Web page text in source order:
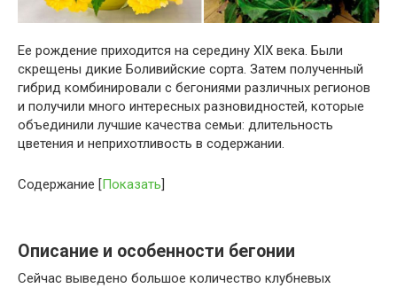
Ее рождение приходится на середину XIX века. Были
скрещены дикие Боливийские сорта. Затем полученный
гибрид комбинировали с бегониями различных регионов
и получили много интересных разновидностей, которые
объединили лучшие качества семьи: длительность
цветения и неприхотливость в содержании.
Содержание [Показать]
Описание и особенности бегонии
Сейчас выведено большое количество клубневых